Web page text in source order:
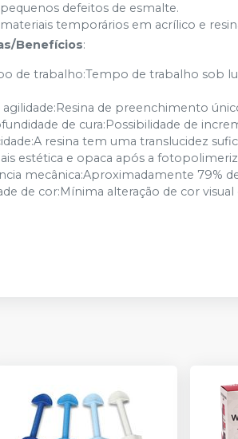
defeitos de esmalte.
temporários em acrílico e
Benefícios:
de trabalho:Tempo de trabalho sob
agilidade:Resina de preenchimento
de cura:Possibilidade de
resina tem uma translucidez
estética e opaca após a
mecânica:Aproximadamente 79%
de cor:Mínima alteração de cor